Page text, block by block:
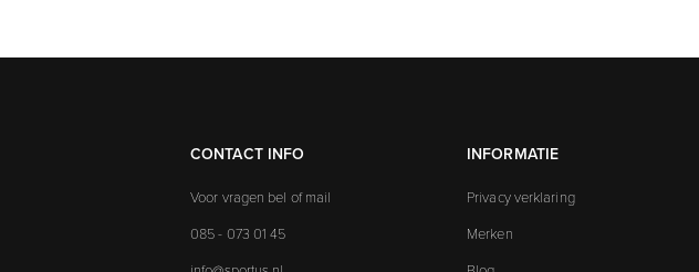
CONTACT INFO
Voor vragen bel of mail
085 - 073 01 45
INFORMATIE
Privacy verklaring
Merken